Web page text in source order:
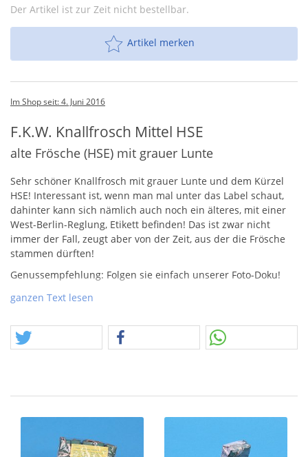
Der Artikel ist zur Zeit nicht bestellbar.
Artikel merken
Im Shop seit: 4. Juni 2016
F.K.W. Knallfrosch Mittel HSE
alte Frösche (HSE) mit grauer Lunte
Sehr schöner Knallfrosch mit grauer Lunte und dem Kürzel
HSE! Interessant ist, wenn man mal unter das Label schaut,
dahinter kann sich nämlich auch noch ein älteres, mit einer
West-Berlin-Reglung, Etikett befinden! Das ist zwar nicht
immer der Fall, zeugt aber von der Zeit, aus der die Frösche
stammen dürften!
Genussempfehlung: Folgen sie einfach unserer Foto-Doku!
Bei Bestellung von 10 Päckchen erhalten man eine
ganzen Text lesen